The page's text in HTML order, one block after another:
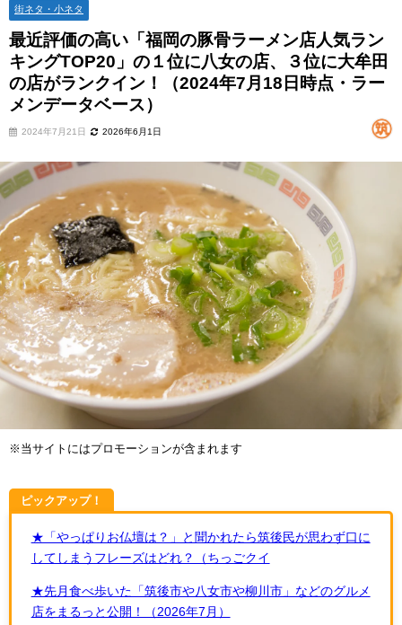
街ネタ・小ネタ
最近評価の高い「福岡の豚骨ラーメン店人気ラン
キングTOP20」の１位に八女の店、３位に大牟田
の店がランクイン！（2024年7月18日時点・ラー
メンデータベース）
2024年7月21日 2026年6月1日
※当サイトにはプロモーションが含まれます
ピックアップ！
★「やっぱりお仏壇は？」と聞かれたら筑後民が思わず口に
してしまうフレーズはどれ？（ちっごクイ
★先月食べ歩いた「筑後市や八女市や柳川市」などのグルメ
店をまるっと公開！（2026年7月）